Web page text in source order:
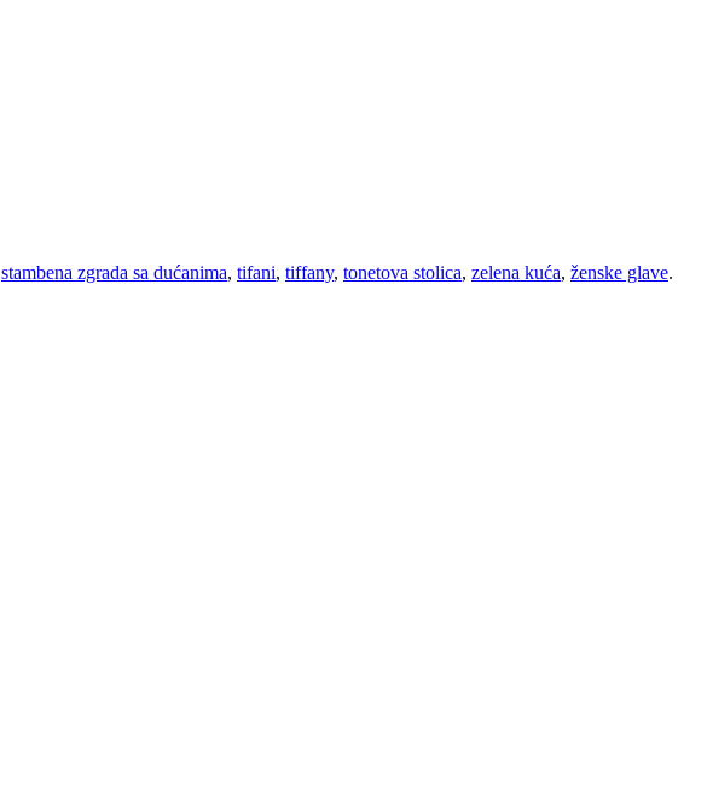
stambena zgrada sa dućanima, tifani, tiffany, tonetova stolica, zelena kuća, ženske glave.